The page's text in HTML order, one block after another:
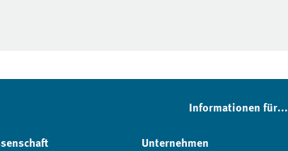
Informationen für...
Unternehmen